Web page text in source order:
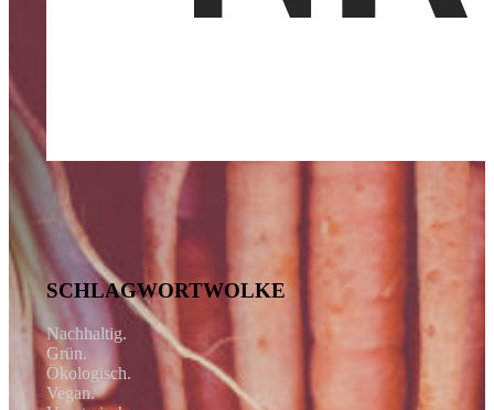
SCHLAGWORTWOLKE
Nachhaltig.
Grün.
Ökologisch.
Vegan.